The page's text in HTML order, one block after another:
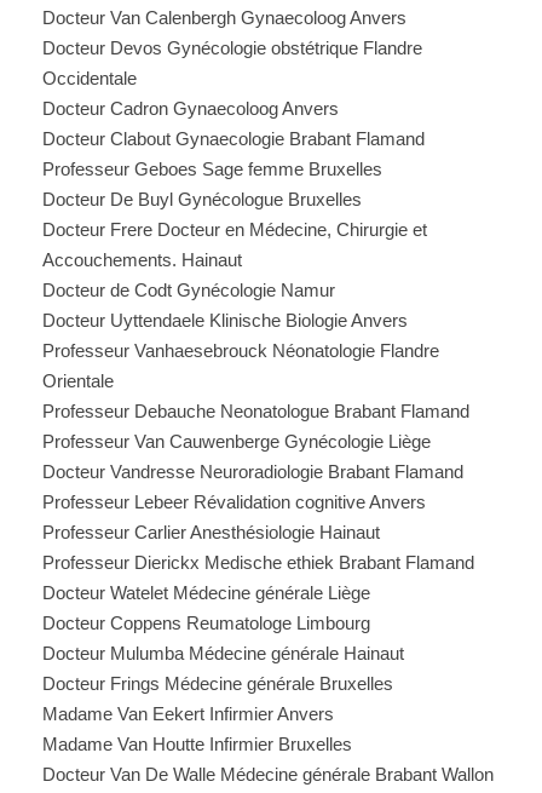
Docteur Van Calenbergh Gynaecoloog Anvers
Docteur Devos Gynécologie obstétrique Flandre
Occidentale
Docteur Cadron Gynaecoloog Anvers
Docteur Clabout Gynaecologie Brabant Flamand
Professeur Geboes Sage femme Bruxelles
Docteur De Buyl Gynécologue Bruxelles
Docteur Frere Docteur en Médecine, Chirurgie et
Accouchements. Hainaut
Docteur de Codt Gynécologie Namur
Docteur Uyttendaele Klinische Biologie Anvers
Professeur Vanhaesebrouck Néonatologie Flandre
Orientale
Professeur Debauche Neonatologue Brabant Flamand
Professeur Van Cauwenberge Gynécologie Liège
Docteur Vandresse Neuroradiologie Brabant Flamand
Professeur Lebeer Révalidation cognitive Anvers
Professeur Carlier Anesthésiologie Hainaut
Professeur Dierickx Medische ethiek Brabant Flamand
Docteur Watelet Médecine générale Liège
Docteur Coppens Reumatologe Limbourg
Docteur Mulumba Médecine générale Hainaut
Docteur Frings Médecine générale Bruxelles
Madame Van Eekert Infirmier Anvers
Madame Van Houtte Infirmier Bruxelles
Docteur Van De Walle Médecine générale Brabant Wallon